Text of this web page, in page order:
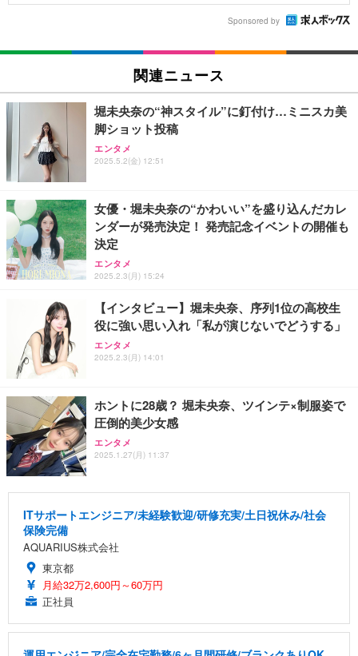
Sponsored by
関連ニュース
堀未央奈の“神スタイル”に釘付け…ミニスカ美
脚ショット投稿
エンタメ
2025.5.2(金) 12:51
女優・堀未央奈の“かわいい”を盛り込んだカレ
ンダーが発売決定！ 発売記念イベントの開催も
決定
エンタメ
2025.2.3(月) 15:24
【インタビュー】堀未央奈、序列1位の高校生
役に強い思い入れ「私が演じないでどうする」
エンタメ
2025.2.3(月) 14:01
ホントに28歳？ 堀未央奈、ツインテ×制服姿で
圧倒的美少女感
エンタメ
2025.1.27(月) 11:37
ITサポートエンジニア/未経験歓迎/研修充実/土日祝休み/社会
保険完備
AQUARIUS株式会社
東京都
月給32万2,600円～60万円
正社員